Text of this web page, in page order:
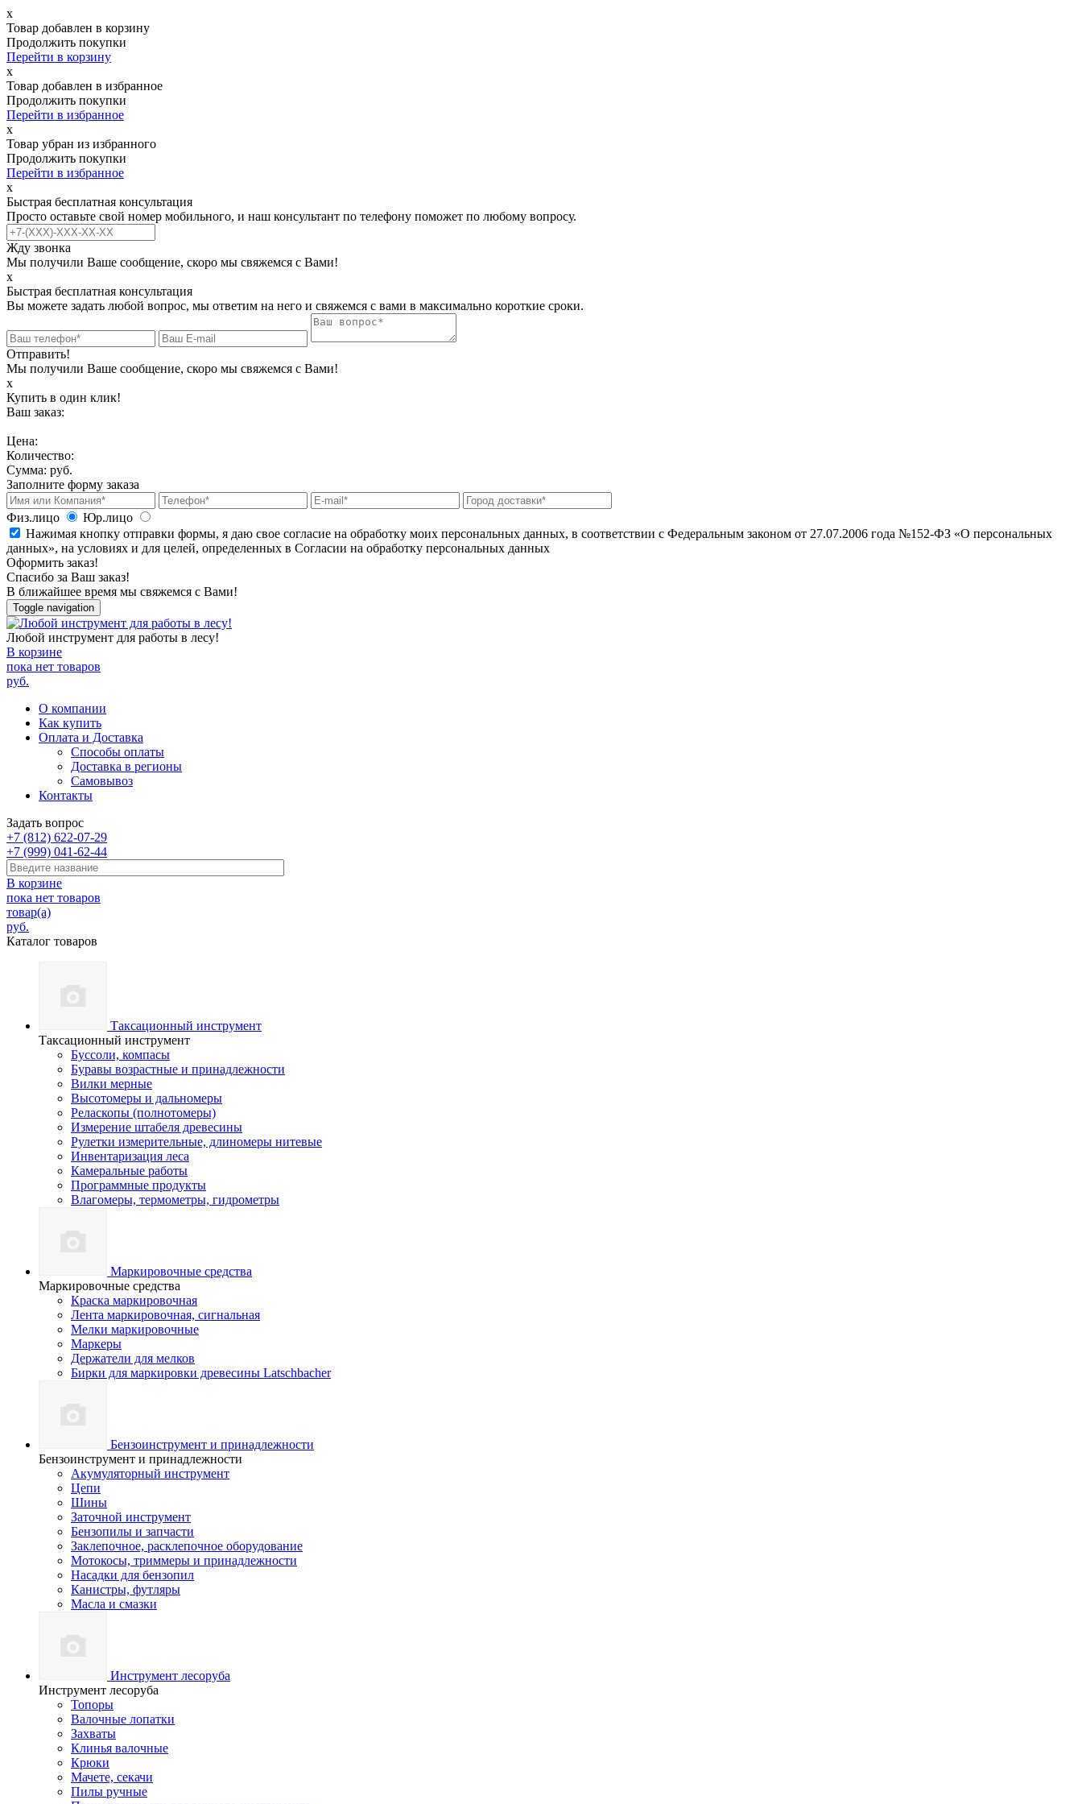
х
Товар добавлен в корзину
Продолжить покупки
Перейти в корзину
х
Товар добавлен в избранное
Продолжить покупки
Перейти в избранное
х
Товар убран из избранного
Продолжить покупки
Перейти в избранное
х
Быстрая бесплатная консультация
Просто оставьте свой номер мобильного, и наш консультант по телефону поможет по любому вопросу.
Жду звонка
Мы получили Ваше сообщение, скоро мы свяжемся с Вами!
х
Быстрая бесплатная консультация
Вы можете задать любой вопрос, мы ответим на него и свяжемся с вами в максимально короткие сроки.
Отправить!
Мы получили Ваше сообщение, скоро мы свяжемся с Вами!
х
Купить в один клик!
Ваш заказ:
Цена:
Количество:
Сумма: руб.
Заполните форму заказа
Физ.лицо
Юр.лицо
Нажимая кнопку отправки формы, я даю свое согласие на обработку моих персональных данных, в соответствии с Федеральным законом от 27.07.2006 года №152-ФЗ «О персональных
данных», на условиях и для целей, определенных в Согласии на обработку персональных данных
Оформить заказ!
Спасибо за Ваш заказ!
В ближайшее время мы свяжемся с Вами!
Toggle navigation
Любой инструмент для работы в лесу!
В корзине
пока нет товаров
руб.
О компании
Как купить
Оплата и Доставка
Способы оплаты
Доставка в регионы
Самовывоз
Контакты
Задать вопрос
+7 (812) 622-07-29
+7 (999) 041-62-44
В корзине
пока нет товаров
товар(а)
руб.
Каталог товаров
Таксационный инструмент
Таксационный инструмент
Буссоли, компасы
Буравы возрастные и принадлежности
Вилки мерные
Высотомеры и дальномеры
Реласкопы (полнотомеры)
Измерение штабеля древесины
Рулетки измерительные, длиномеры нитевые
Инвентаризация леса
Камеральные работы
Программные продукты
Влагомеры, термометры, гидрометры
Маркировочные средства
Маркировочные средства
Краска маркировочная
Лента маркировочная, сигнальная
Мелки маркировочные
Маркеры
Держатели для мелков
Бирки для маркировки древесины Latschbacher
Бензоинструмент и принадлежности
Бензоинструмент и принадлежности
Акумуляторный инструмент
Цепи
Шины
Заточной инструмент
Бензопилы и запчасти
Заклепочное, расклепочное оборудование
Мотокосы, триммеры и принадлежности
Насадки для бензопил
Канистры, футляры
Масла и смазки
Инструмент лесоруба
Инструмент лесоруба
Топоры
Валочные лопатки
Захваты
Клинья валочные
Крюки
Мачете, секачи
Пилы ручные